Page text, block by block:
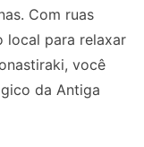
Com ruas
local para relaxar
você
da Antiga